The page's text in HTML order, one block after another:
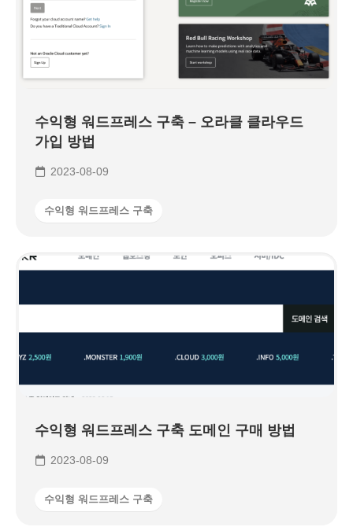
수익형 워드프레스 구축 – 오라클 클라우드
가입 방법
2023-08-09
수익형 워드프레스 구축
수익형 워드프레스 구축 도메인 구매 방법
2023-08-09
수익형 워드프레스 구축